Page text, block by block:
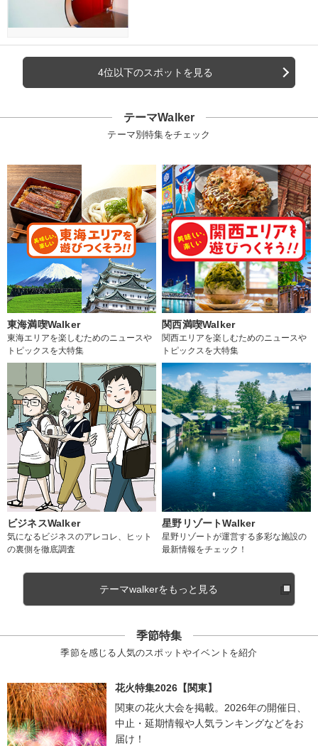
4位以下のスポットを見る
テーマWalker
テーマ別特集をチェック
東海満喫Walker
東海エリアを楽しむためのニュースや
トピックスを大特集
関西満喫Walker
関西エリアを楽しむためのニュースや
トピックスを大特集
ビジネスWalker
気になるビジネスのアレコレ、ヒット
の裏側を徹底調査
星野リゾートWalker
星野リゾートが運営する多彩な施設の
最新情報をチェック！
テーマwalkerをもっと見る
季節特集
季節を感じる人気のスポットやイベントを紹介
花火特集2026【関東】
関東の花火大会を掲載。2026年の開催日、
中止・延期情報や人気ランキングなどをお
届け！